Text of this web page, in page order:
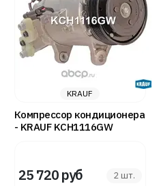
KRAUF
Компрессор кондиционера
- KRAUF KCH1116GW
25 720 руб 2 шт.